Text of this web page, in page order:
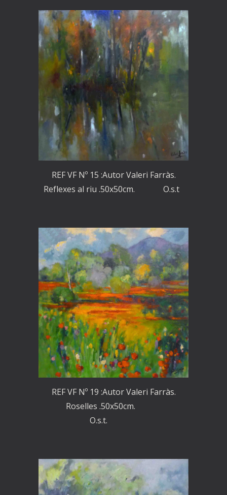
REF VF Nº 15 :Autor Valeri Farràs.
Reflexes al riu .50x50cm. O.s.t
REF VF Nº 19 :Autor Valeri Farràs.
Roselles .50x50cm.
O.s.t.